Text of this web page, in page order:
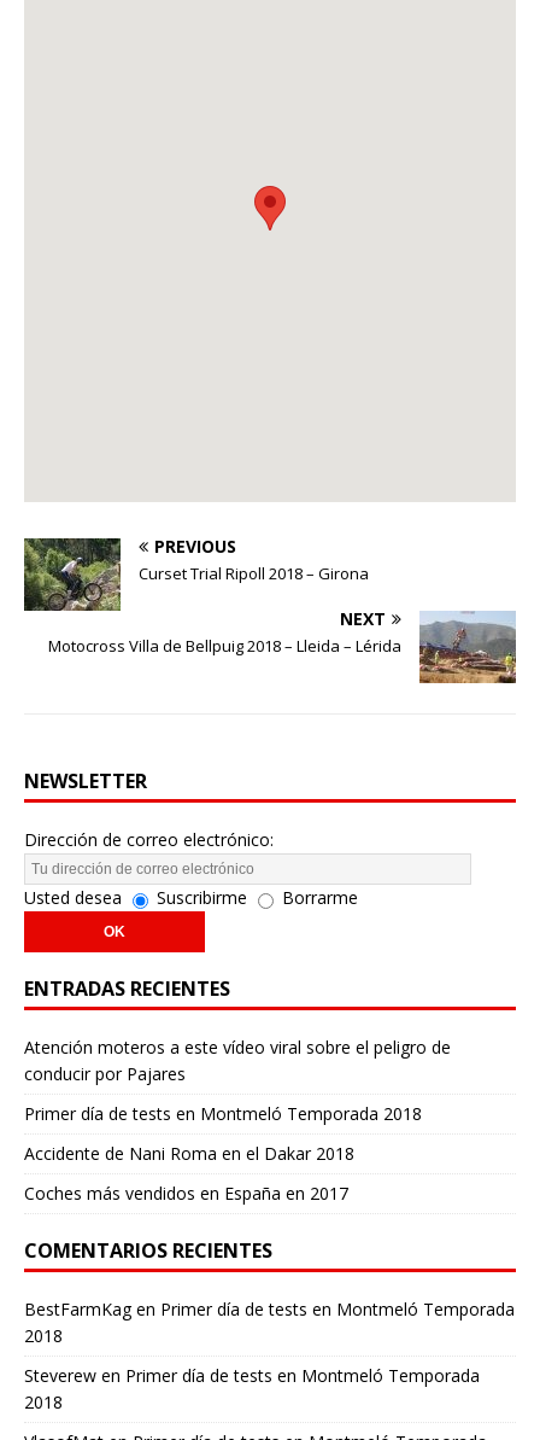
PREVIOUS
Curset Trial Ripoll 2018 – Girona
NEXT
Motocross Villa de Bellpuig 2018 – Lleida – Lérida
NEWSLETTER
Dirección de correo electrónico:
Usted desea Suscribirme Borrarme
ENTRADAS RECIENTES
Atención moteros a este vídeo viral sobre el peligro de
conducir por Pajares
Primer día de tests en Montmeló Temporada 2018
Accidente de Nani Roma en el Dakar 2018
Coches más vendidos en España en 2017
COMENTARIOS RECIENTES
BestFarmKagen Primer día de tests en Montmeló Temporada
2018
Steverew en Primer día de tests en Montmeló Temporada
2018